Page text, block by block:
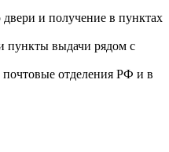
и получение в пунктах
пункты выдачи рядом с
отделения РФ и в